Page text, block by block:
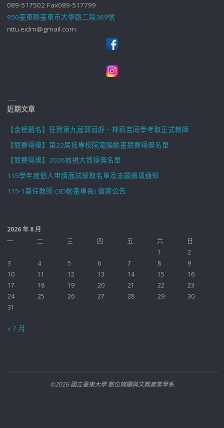
089-517502 Fax089-517799
950臺東縣臺東市大學路二段369號
nttu.eidm@gmail.com
近期文章
【金榜題名】狂賀第九屆郭冠妤、林莉芸同學考取正式教師
【競賽得獎】第22屆技專校院電腦動畫競賽得獎名單
【競賽得獎】2026放視大賞得獎名單
115學年度個人申請面試錄取名單及志願選填通知
115-1兼任教師 (3D動畫專長) 徵聘公告
2026 年 8 月
一
二 三 四 五 六
日
1
2
3
4 5 6 7 8
9
10
11 12 13 14 15
16
17
18 19 20 21 22
23
24
25 26 27 28 29
30
31
« 7 月
©2026 國立臺東大學 數位媒體與文教產業學系